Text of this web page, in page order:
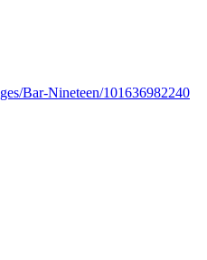
Bar-Nineteen/101636982240